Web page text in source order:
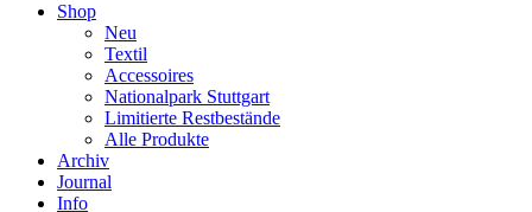
Shop
Neu
Textil
Accessoires
Nationalpark Stuttgart
Limitierte Restbestände
Alle Produkte
Archiv
Journal
Info